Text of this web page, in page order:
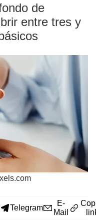
de
entre tres y
Telegram
E-
Mail